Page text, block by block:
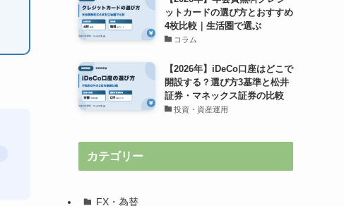
ットカードの選び方とおすすめ
4枚比較｜生活圏で選ぶ
コラム
【2026年】iDeCo口座はどこで
開設する？選び方3基準と松井
証券・マネックス証券の比較
投資・資産運用
カテゴリー
FX・為替